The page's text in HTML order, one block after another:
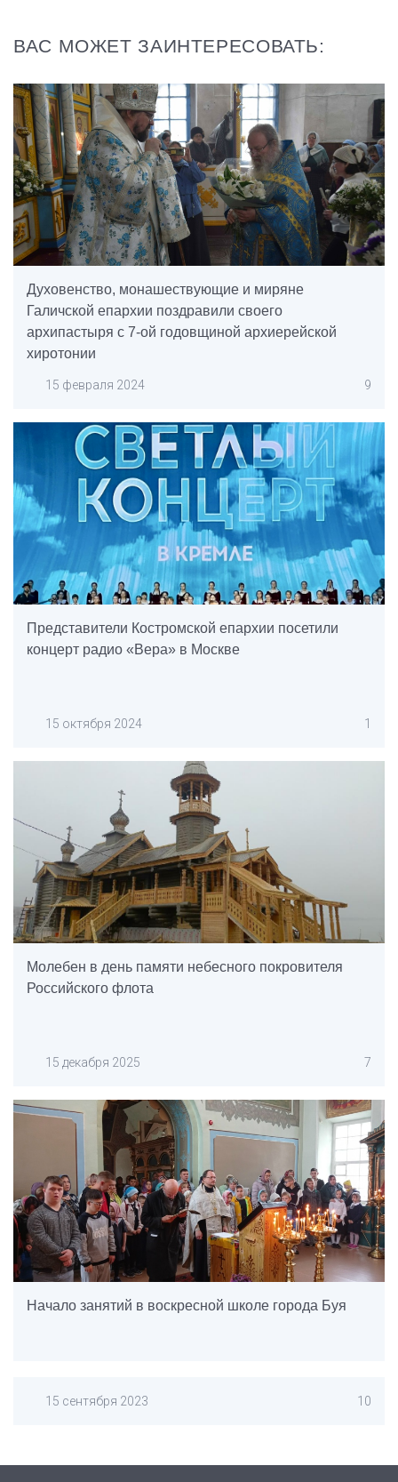
ВАС МОЖЕТ ЗАИНТЕРЕСОВАТЬ:
Духовенство, монашествующие и миряне
Галичской епархии поздравили своего
архипастыря с 7-ой годовщиной архиерейской
хиротонии
15 февраля 2024 9
Представители Костромской епархии посетили
концерт радио «Вера» в Москве
15 октября 2024 1
Молебен в день памяти небесного покровителя
Российского флота
15 декабря 2025 7
Начало занятий в воскресной школе города Буя
15 сентября 2023 10